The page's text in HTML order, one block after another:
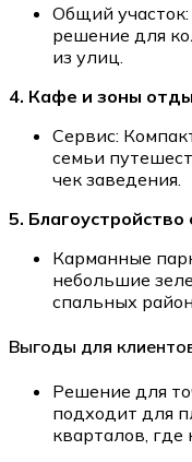
Общий
решение для
из улиц.
4. Кафе и зоны отд
Сервис:
семьи
чек заведения.
5. Благоустройство
Карманные
небольшие
спальных
Выгоды для
Решение для
подходит для
кварталов,